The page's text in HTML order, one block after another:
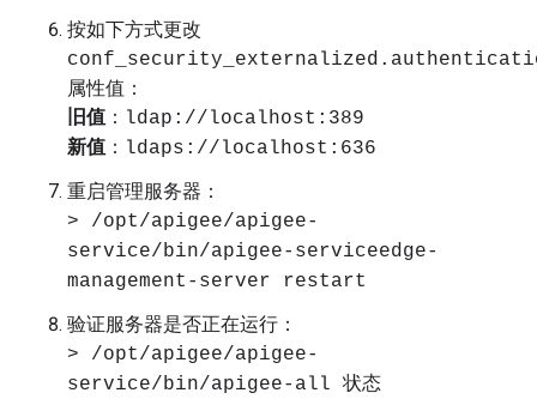
按如下方式更改
属性值：
旧值 ： ldap://localhost:389
新值 ： ldaps://localhost:636
重启管理服务器：
> /opt/apigee/apigee-
service/bin/apigee-serviceedge-
management-server restart
验证服务器是否正在运行：
> /opt/apigee/apigee-
service/bin/apigee-all 状态